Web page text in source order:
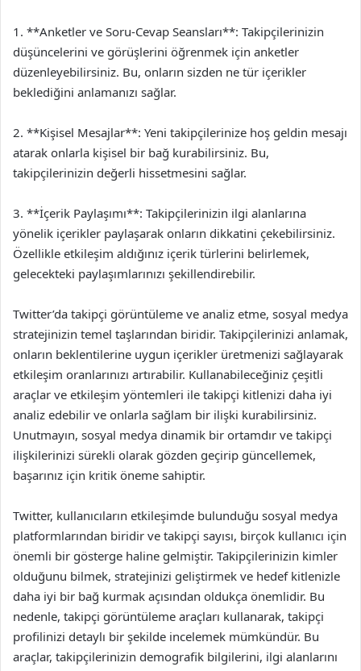
1. **Anketler ve Soru-Cevap Seansları**: Takipçilerinizin
düşüncelerini ve görüşlerini öğrenmek için anketler
düzenleyebilirsiniz. Bu, onların sizden ne tür içerikler
beklediğini anlamanızı sağlar.
2. **Kişisel Mesajlar**: Yeni takipçilerinize hoş geldin mesajı
atarak onlarla kişisel bir bağ kurabilirsiniz. Bu,
takipçilerinizin değerli hissetmesini sağlar.
3. **İçerik Paylaşımı**: Takipçilerinizin ilgi alanlarına
yönelik içerikler paylaşarak onların dikkatini çekebilirsiniz.
Özellikle etkileşim aldığınız içerik türlerini belirlemek,
gelecekteki paylaşımlarınızı şekillendirebilir.
Twitter’da takipçi görüntüleme ve analiz etme, sosyal medya
stratejinizin temel taşlarından biridir. Takipçilerinizi anlamak,
onların beklentilerine uygun içerikler üretmenizi sağlayarak
etkileşim oranlarınızı artırabilir. Kullanabileceğiniz çeşitli
araçlar ve etkileşim yöntemleri ile takipçi kitlenizi daha iyi
analiz edebilir ve onlarla sağlam bir ilişki kurabilirsiniz.
Unutmayın, sosyal medya dinamik bir ortamdır ve takipçi
ilişkilerinizi sürekli olarak gözden geçirip güncellemek,
başarınız için kritik öneme sahiptir.
Twitter, kullanıcıların etkileşimde bulunduğu sosyal medya
platformlarından biridir ve takipçi sayısı, birçok kullanıcı için
önemli bir gösterge haline gelmiştir. Takipçilerinizin kimler
olduğunu bilmek, stratejinizi geliştirmek ve hedef kitlenizle
daha iyi bir bağ kurmak açısından oldukça önemlidir. Bu
nedenle, takipçi görüntüleme araçları kullanarak, takipçi
profilinizi detaylı bir şekilde incelemek mümkündür. Bu
araçlar, takipçilerinizin demografik bilgilerini, ilgi alanlarını